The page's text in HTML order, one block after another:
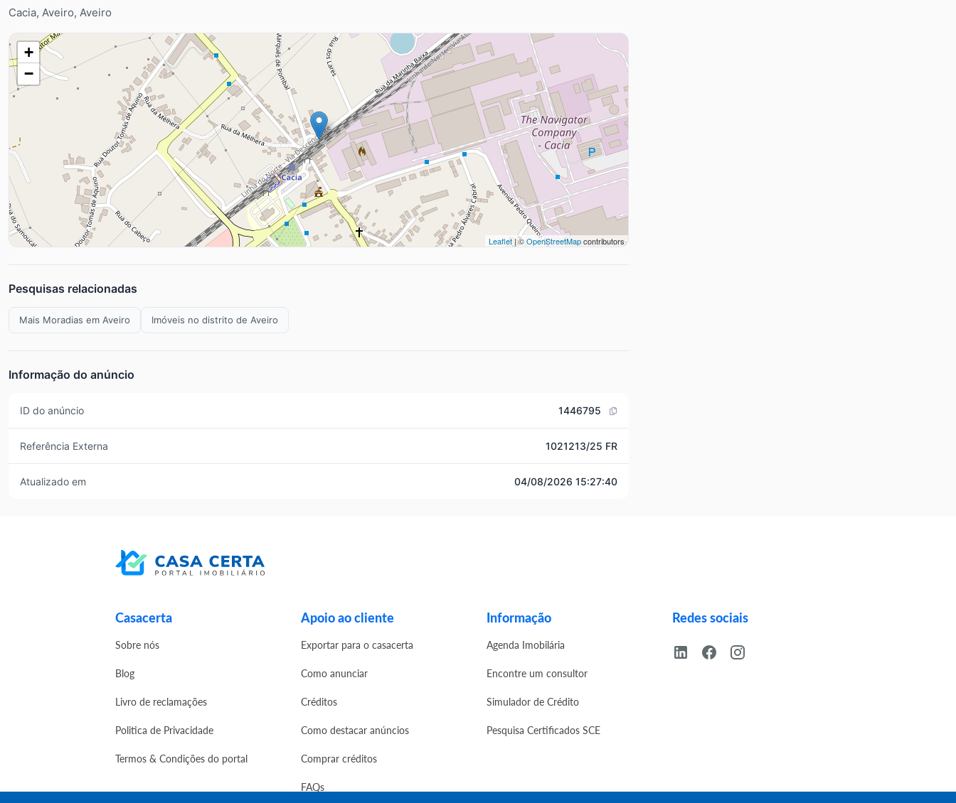
Cacia, Aveiro, Aveiro
+
−
Leaflet| ©OpenStreetMapcontributors
Pesquisas relacionadas
Mais Moradias em Aveiro Imóveis no distrito de Aveiro
Informação do anúncio
ID do anúncio 1446795
Referência Externa 1021213/25 FR
Atualizado em 04/08/2026 15:27:40
Casacerta
Sobre nós
Blog
Livro de reclamações
Politica de Privacidade
Termos & Condições do portal
Apoio ao cliente
Exportar para o casacerta
Como anunciar
Créditos
Como destacar anúncios
Comprar créditos
FAQs
Informação
Agenda Imobilária
Encontre um consultor
Simulador de Crédito
Pesquisa Certificados SCE
Redes sociais